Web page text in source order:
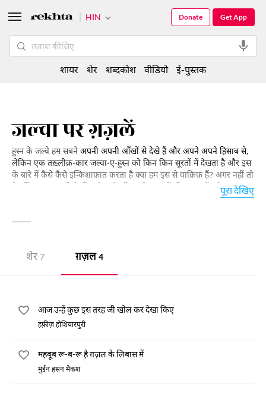
जल्वा पर ग़ज़लें
हुस्न के जल्वे हम सबने अपनी अपनी आँखों से देखे हैं और अपने अपने हिसाब से,
लेकिन एक तख़्लीक़-कार जल्वा-ए-हुस्न को किन किन सूरतों में देखता है और इस
के बारे में कैसे कैसे इन्किशाफ़ात करता है क्या हम इस से वाक़िफ़ हैं? अगर नहीं तो
ये इन्तिख़ाब आप ही के लिए है। इसे पढ़िए और जलवों की चका चौंद से लुत्फ़
पूरा देखिए
शेर 7 ग़ज़ल 4
आज उन्हें कुछ इस तरह जी खोल कर देखा किए
हफ़ीज़ होशियारपुरी
महबूब रू-ब-रू है ग़ज़ल के लिबास में
मुईन हसन मैकश
HIN Get App
Donate
शायर शेर शब्दकोश वीडियो ई-पुस्तक